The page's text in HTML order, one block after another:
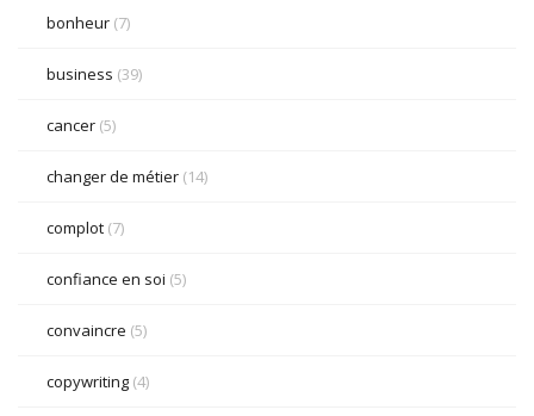
bonheur (7)
business (39)
cancer (5)
changer de métier (14)
complot (7)
confiance en soi (5)
convaincre (5)
copywriting (4)